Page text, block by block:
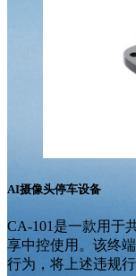
AI摄像头停车设备
CA-101是一款用于
享中控使用。该终
行为，将上述违规